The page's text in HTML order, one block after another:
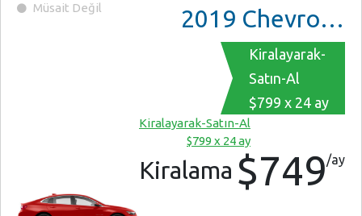
Müsait Değil 2019 Chevrolet Malibu
Kiralayarak-
Satın-Al
$799 x 24 ay
Kiralayarak-Satın-Al
$799 x 24 ay
Kiralama $749/ay